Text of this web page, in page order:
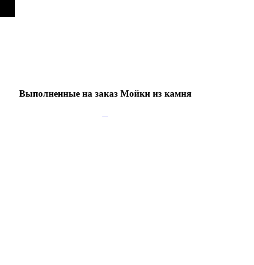
Выполненные на заказ Мойки из камня